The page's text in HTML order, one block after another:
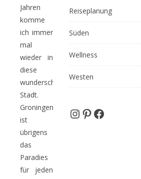
Jahren
komme
ich immer
mal
wieder in
diese
wunderschöne
Stadt.
Groningen
ist
übrigens
das
Paradies
für jeden
Reiseplanung
Süden
Wellness
Westen
Instagram
Pinterest
Facebook